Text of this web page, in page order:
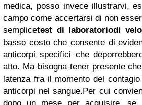
medica, posso invece illustrarvi,
campo come accertarsi di non
semplicetest di laboratoriodi
basso costo che consente di
anticorpi specifici che
atto. Ma bisogna tener presente
latenza fra il momento del
anticorpi nel sangue.Per cui